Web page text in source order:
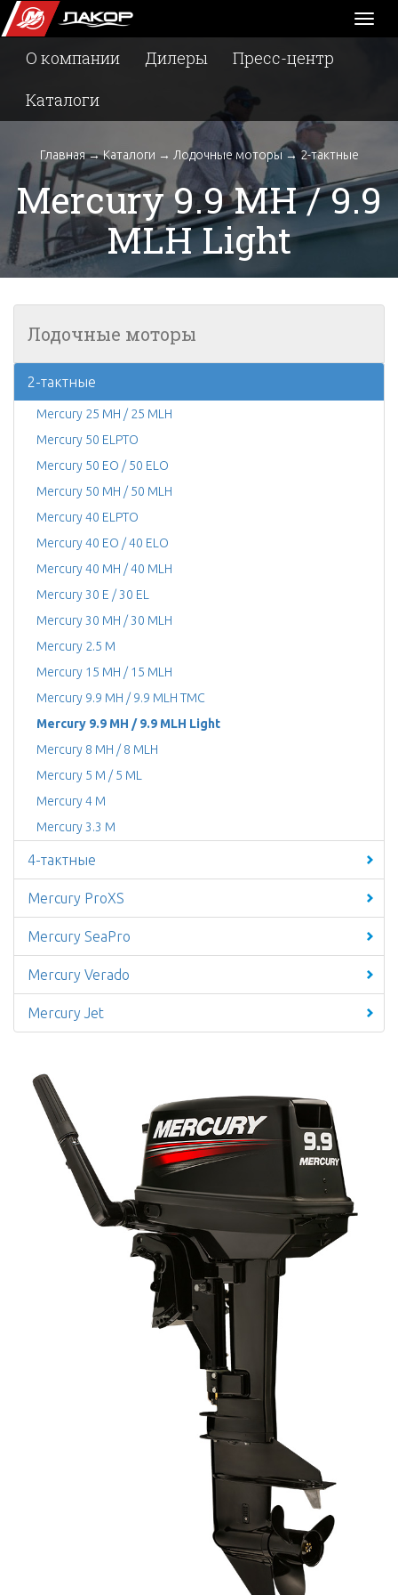
О компании Дилеры
Пресс-центр
Каталоги
Главная→Каталоги → Лодочные моторы → 2-тактные
Mercury 9.9 MH / 9.9
MLH Light
Лодочные моторы
2-тактные
Mercury 25 MH / 25 MLH
Mercury 50 ELPTO
Mercury 50 EO / 50 ELO
Mercury 50 MH / 50 MLH
Mercury 40 ELPTO
Mercury 40 EO / 40 ELO
Mercury 40 MH / 40 MLH
Mercury 30 E / 30 EL
Mercury 30 MH / 30 MLH
Mercury 2.5 M
Mercury 15 MH / 15 MLH
Mercury 9.9 MH / 9.9 MLH TMC
Mercury 9.9 MH / 9.9 MLH Light
Mercury 8 MH / 8 MLH
Mercury 5 M / 5 ML
Mercury 4 М
Mercury 3.3 M
4-тактные
Mercury ProXS
Mercury SeaPro
Mercury Verado
Mercury Jet